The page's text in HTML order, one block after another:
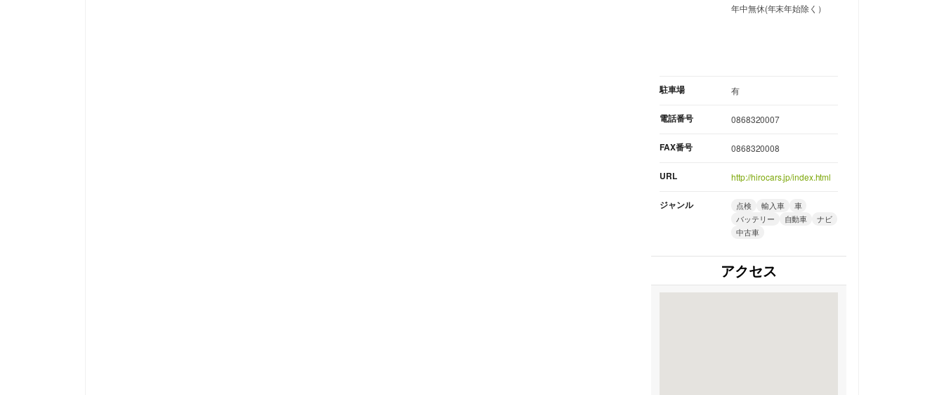
年中無休(年末年始除く）
駐車場 有
電話番号 0868320007
FAX番号 0868320008
URL http://hirocars.jp/index.html
ジャンル 点検 輸入車
車
バッテリー
自動車
ナビ
中古車
アクセス